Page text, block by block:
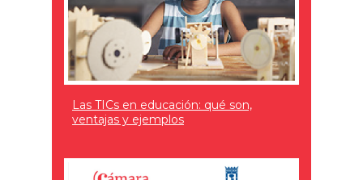
Las TICs en educación: qué son,
ventajas y ejemplos